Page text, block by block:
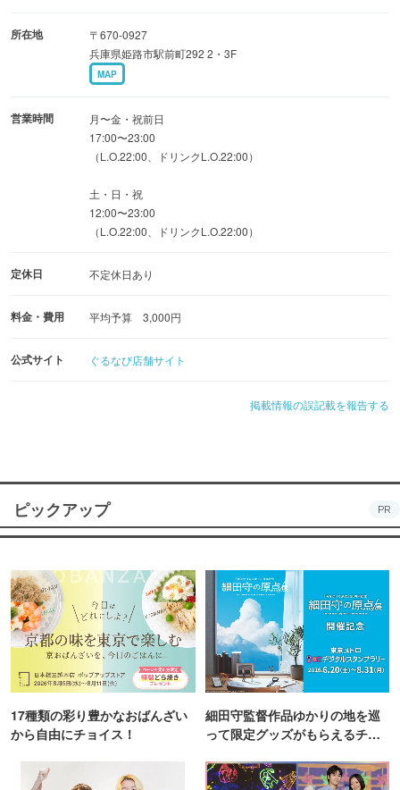
姫路駅近 個室居酒屋
所在地
〒670-0927
兵庫県姫路市駅前町292 2・3F
MAP
営業時間
月〜金・祝前日
17:00〜23:00
（L.O.22:00、ドリンクL.O.22:00）
土・日・祝
12:00〜23:00
（L.O.22:00、ドリンクL.O.22:00）
定休日 不定休日あり
料金・費用 平均予算 3,000円
公式サイト ぐるなび店舗サイト
掲載情報の誤記載を報告する
ピックアップ PR
17種類の彩り豊かなおばんざい
から自由にチョイス！
細田守監督作品ゆかりの地を巡
って限定グッズがもらえるチャ